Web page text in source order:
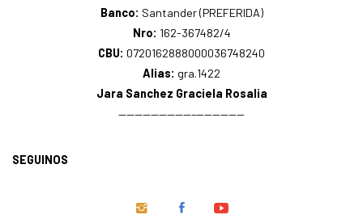
Banco: Santander (PREFERIDA)
Nro: 162-367482/4
CBU: 0720162888000036748240
Alias: gra.1422
Jara Sanchez Graciela Rosalia
—————————–——————
SEGUINOS